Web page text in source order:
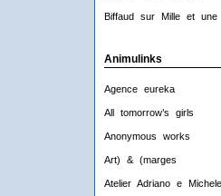
Biffaud sur Mille et une
Animulinks
Agence eureka
All tomorrow’s girls
Anonymous works
Art) & (marges
Atelier Adriano e Michele